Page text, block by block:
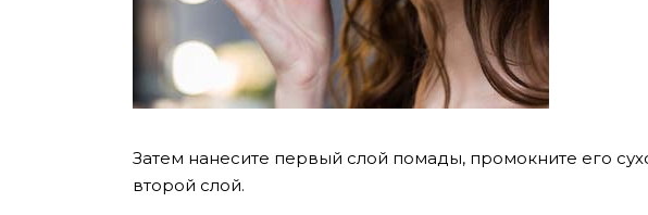
Затем нанесите первый слой помады, промокните его
второй слой.